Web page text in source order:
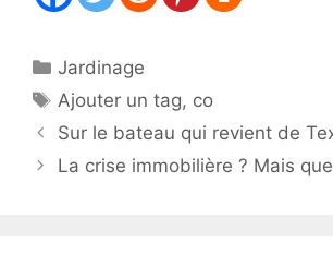
Catégories
Jardinage
Étiquettes
Ajouter un tag, co
Sur le bateau qui revient de
La crise immobilière ? Mais